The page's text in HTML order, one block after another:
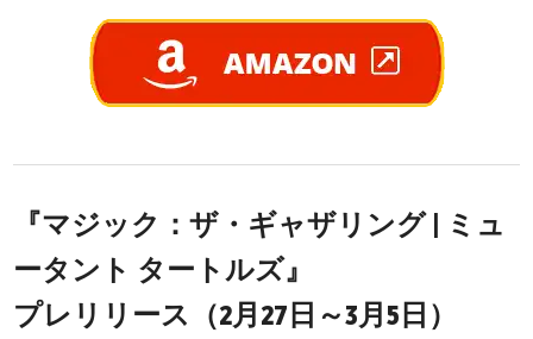
『マジック：ザ・ギャザリング | ミュ
ータント タートルズ』
プレリリース（2月27日～3月5日）